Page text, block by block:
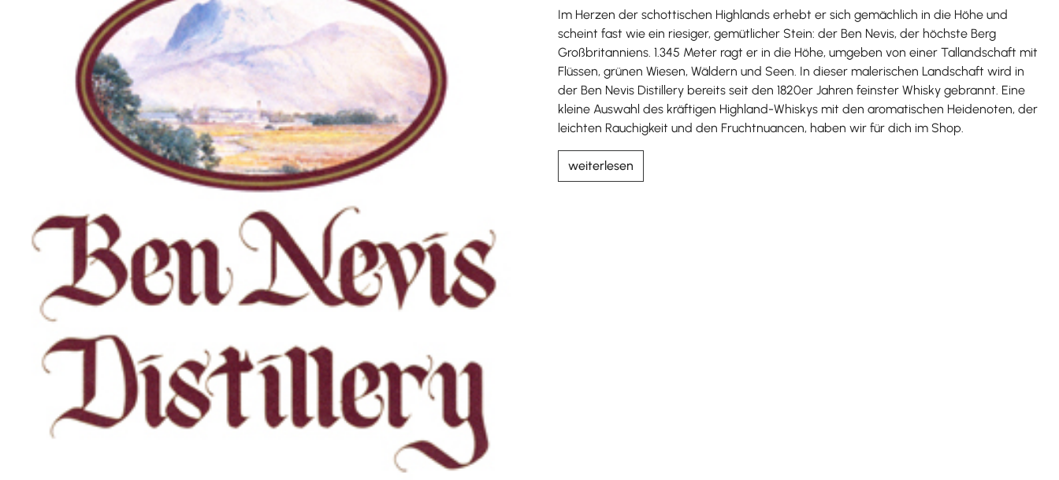
Im Herzen der schottischen Highlands erhebt er sich gemächlich in die Höhe und
scheint fast wie ein riesiger, gemütlicher Stein: der Ben Nevis, der höchste Berg
Großbritanniens. 1.345 Meter ragt er in die Höhe, umgeben von einer Tallandschaft mit
Flüssen, grünen Wiesen, Wäldern und Seen. In dieser malerischen Landschaft wird in
der Ben Nevis Distillery bereits seit den 1820er Jahren feinster Whisky gebrannt. Eine
kleine Auswahl des kräftigen Highland-Whiskys mit den aromatischen Heidenoten, der
leichten Rauchigkeit und den Fruchtnuancen, haben wir für dich im Shop.
weiterlesen